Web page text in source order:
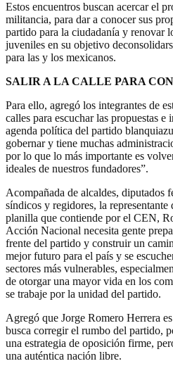
Estos encuentros buscan acercar el
militancia, para dar a conocer sus
partido para la ciudadanía y renovar
juveniles en su objetivo
para las y los mexicanos.
SALIR A LA CALLE PARA
Para ello, agregó los integrantes de
calles para escuchar las propuestas e
agenda política del partido
gobernar y tiene muchas
por lo que lo más importante es
ideales de nuestros fundadores”.
Acompañada de alcaldes, diputados
síndicos y regidores, la
planilla que contiende por el CEN,
Acción Nacional necesita gente
frente del partido y construir un
mejor futuro para el país y se
sectores más vulnerables,
de otorgar una mayor vida en los
se trabaje por la unidad del partido.
Agregó que Jorge Romero Herrera
busca corregir el rumbo del partido,
una estrategia de oposición firme,
una auténtica nación libre.